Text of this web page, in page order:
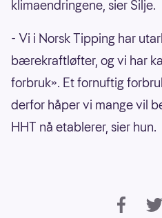
klimaendringene, sier Silje.
- Vi i Norsk Tipping har
bærekraftløfter, og vi har
forbruk». Et fornuftig
derfor håper vi mange vil
HHT nå etablerer, sier hun.